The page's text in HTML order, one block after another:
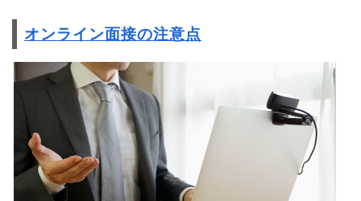
オンライン面接の注意点